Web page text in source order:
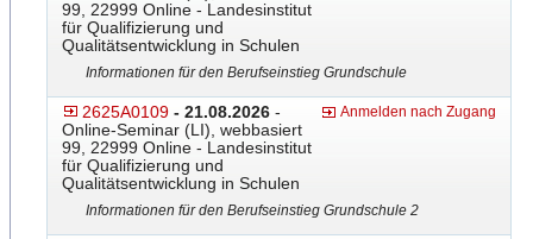
99, 22999 Online - Landesinstitut
für Qualifizierung und
Qualitätsentwicklung in Schulen
Informationen für den Berufseinstieg Grundschule
2625A0109 - 21.08.2026 -
Online-Seminar (LI), webbasiert
99, 22999 Online - Landesinstitut
für Qualifizierung und
Qualitätsentwicklung in Schulen
Anmelden nach Zugang
Informationen für den Berufseinstieg Grundschule 2